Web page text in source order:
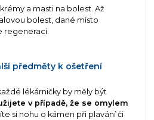
a masti na bolest. Až
bolest, dané místo
regeneraci.
předměty k ošetření
lékárničky by měly být
v případě, že se omylem
si nohu o kámen při plavání či